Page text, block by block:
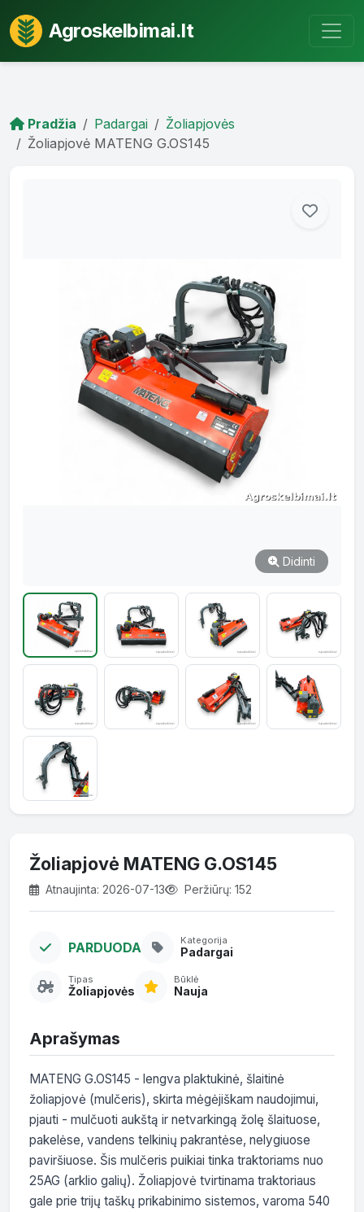
Agroskelbimai.lt
Pradžia Padargai
Žoliapjovės
Žoliapjovė MATENG G.OS145
Didinti
Žoliapjovė MATENG G.OS145
Atnaujinta: 2026-07-13 Peržiūrų: 152
PARDUODA Kategorija
Padargai
Tipas
Žoliapjovės
Būklė
Nauja
Aprašymas
MATENG G.OS145 - lengva plaktukinė, šlaitinė
žoliapjovė (mulčeris), skirta mėgėjiškam naudojimui,
pjauti - mulčuoti aukštą ir netvarkingą žolę šlaituose,
pakelėse, vandens telkinių pakrantėse, nelygiuose
paviršiuose. Šis mulčeris puikiai tinka traktoriams nuo
25AG (arklio galių). Žoliapjovė tvirtinama traktoriaus
gale prie trijų taškų prikabinimo sistemos, varoma 540